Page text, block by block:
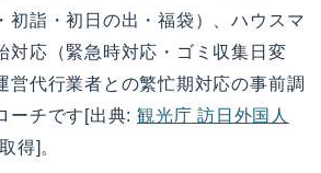
初詣・初日の出・福袋）、ハウスマ
対応（緊急時対応・ゴミ収集日変
営代行業者との繁忙期対応の事前調
ーチです[出典: 観光庁 訪日外国人
得]。